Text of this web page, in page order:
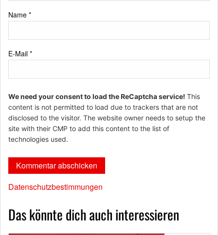
Name *
E-Mail *
We need your consent to load the ReCaptcha service! This
content is not permitted to load due to trackers that are not
disclosed to the visitor. The website owner needs to setup the
site with their CMP to add this content to the list of
technologies used.
Datenschutzbestimmungen
Das könnte dich auch interessieren